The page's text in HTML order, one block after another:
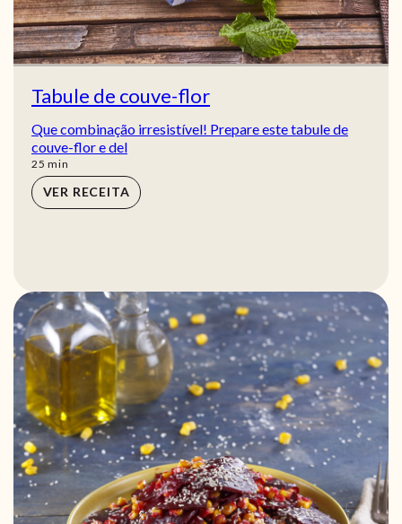
Tabule de couve-flor
Que combinação irresistível! Prepare este tabule de
couve-flor e del
25 min
min
VER RECEITA